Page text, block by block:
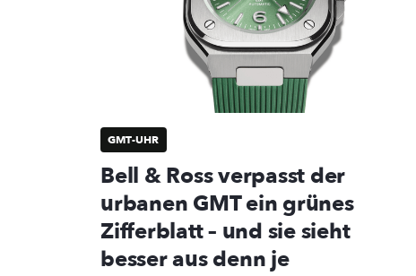
GMT-UHR
Bell & Ross verpasst der
urbanen GMT ein grünes
Zifferblatt – und sie sieht
besser aus denn je